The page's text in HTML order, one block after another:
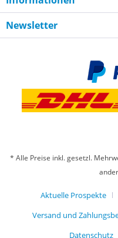
Newsletter
* Alle Preise inkl. gesetzl.
Aktuelle Prospekte
Versand und
Datenschutz